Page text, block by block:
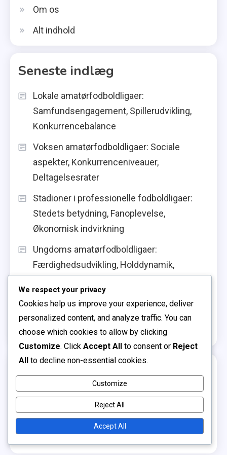
Om os
Alt indhold
Seneste indlæg
Lokale amatørfodboldligaer:
Samfundsengagement, Spillerudvikling,
Konkurrencebalance
Voksen amatørfodboldligaer: Sociale
aspekter, Konkurrenceniveauer,
Deltagelsesrater
Stadioner i professionelle fodboldligaer:
Stedets betydning, Fanoplevelse,
Økonomisk indvirkning
Ungdoms amatørfodboldligaer:
Færdighedsudvikling, Holddynamik,
Pigeungdomsfodboldligaer: Empowerment-
initiativer, Deltagelsesvækst, Ligaens
bæredygtighed
Kategorier
Amatørfodboldligaer
Professionelle fodboldligaer
We respect your privacy
Cookies help us improve your experience, deliver
personalized content, and analyze traffic. You can
choose which cookies to allow by clicking
Customize. Click Accept All to consent or Reject
All to decline non-essential cookies.
Customize
Reject All
Accept All